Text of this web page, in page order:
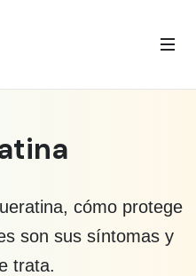
cómo protege
son sus síntomas y
trata.